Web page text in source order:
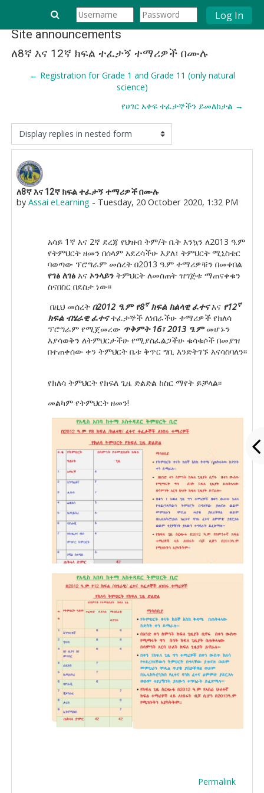
Skip to main content
Log In
Site announcements
ለ8ኛ እና 12ኛ ክፍል ተፈታኝ ተማሪዎች በሙሉ
← Registration for Grade 1 and Grade 11 (only natural
science)
የሀገር አቀፍ ተፈታኞችን ይመለከታል →
Display mode
ለ8ኛ እና 12ኛ ክፍል ተፈታኝ ተማሪዎች በሙሉ
byAssai eLearning - Tuesday, 20 October 2020, 1:32 PM
Number of replies: 0
አሳይ 1ኛ እና 2ኛ ደረጃ የህዝብ ትም/ት ቤት እንኳን ለ2013 ዓ.ም
የትምህርት ዘመን በሰላም አደረሳችሁ እያለ፤ ትምህርት ሚኒስቴር
ባወጣው ፕሮግራም መሰረት በ2013 ዓ.ም ተማሪዎቹን በመቀበል
የገፅ ለገፅ እና ኦንላይንትምህርት ለመስጠት ዝግጅቱ ማጠናቀቁን
ስናበስር በደስታ ነው፡፡
በዚህ መሰረት በ2012 ዓ.ም የ8ኛክፍል ክልላዊ ፈተናእና የ12ኛ
ክፍል ብሄራዊ ፈተናተፈታኞች ለነበራችሁ ተማሪዎች የክለሳ
ፕሮግራም የሚጀመረው ጥቅምት 16፣ 2013 ዓ.ምመሆኑን
እያሳወቅን ለትምህርታችሁ የሚያስፈልጋችሁ ቁሳቁሶች በመያዝ
በተጠቀሰው ቀን ትምህርት ቤቱ ቅጥር ግቢ እንድትገኙ እናሳስባለን፡፡
የክለሳ ትምህርት የክፍለ ጊዜ ድልድል ከስር ማየት ይቻላል፡፡
መልካም የትምህርት ዘመን!
Permalink